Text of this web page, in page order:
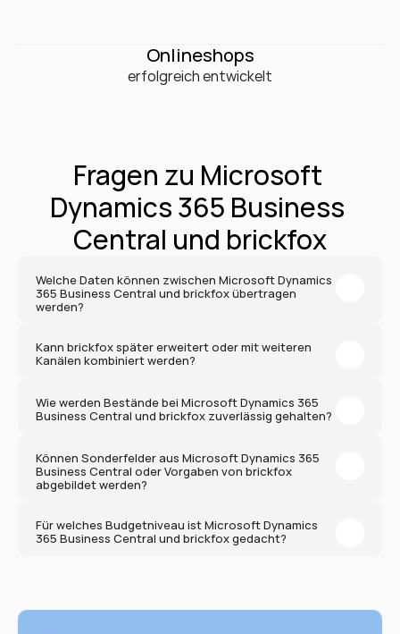
0+
Onlineshops
erfolgreich entwickelt
Fragen zu Microsoft
Dynamics 365 Business
Central und brickfox
Welche Daten können zwischen Microsoft Dynamics
365 Business Central und brickfox übertragen
werden?
Kann brickfox später erweitert oder mit weiteren
Kanälen kombiniert werden?
Wie werden Bestände bei Microsoft Dynamics 365
Business Central und brickfox zuverlässig gehalten?
Können Sonderfelder aus Microsoft Dynamics 365
Business Central oder Vorgaben von brickfox
abgebildet werden?
Für welches Budgetniveau ist Microsoft Dynamics
365 Business Central und brickfox gedacht?